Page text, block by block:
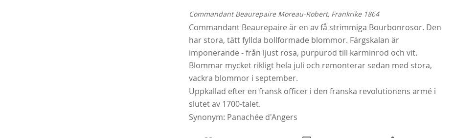
Köp
Commandant Beaurepaire Moreau-Robert, Frankrike 1864
Commandant Beaurepaire är en av få strimmiga Bourbonrosor. Den
har stora, tätt fyllda bollformade blommor. Färgskalan är
imponerande - från ljust rosa, purpuröd till karminröd och vit.
Blommar mycket rikligt hela juli och remonterar sedan med stora,
vackra blommor i september.
Uppkallad efter en fransk officer i den franska revolutionens armé i
slutet av 1700-talet.
Synonym: Panachée d'Angers